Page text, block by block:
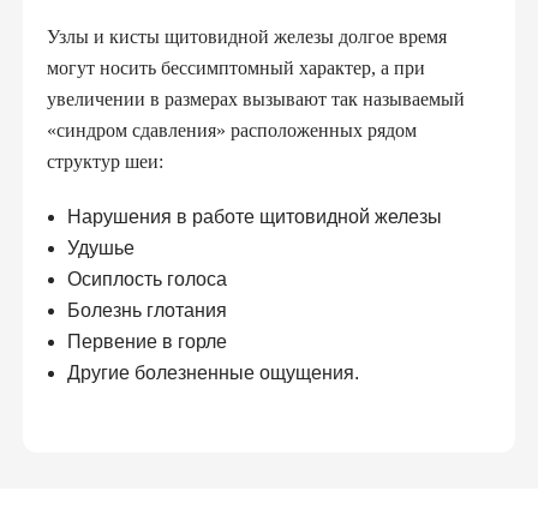
Узлы и кисты щитовидной железы долгое время
могут носить бессимптомный характер, а при
увеличении в размерах вызывают так называемый
«синдром сдавления» расположенных рядом
структур шеи:
Нарушения в работе щитовидной железы
Удушье
Осиплость голоса
Болезнь глотания
Первение в горле
Другие болезненные ощущения.